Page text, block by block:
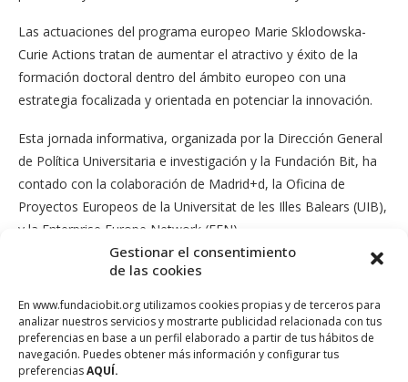
Gestionar el consentimiento
de las cookies
En www.fundaciobit.org utilizamos cookies propias y de terceros para
analizar nuestros servicios y mostrarte publicidad relacionada con tus
preferencias en base a un perfil elaborado a partir de tus hábitos de
navegación. Puedes obtener más información y configurar tus
preferenciasAQUÍ.
Las actuaciones del programa europeo Marie Sklodowska-
Curie Actions tratan de aumentar el atractivo y éxito de la
formación doctoral dentro del ámbito europeo con una
estrategia focalizada y orientada en potenciar la innovación.
Esta jornada informativa, organizada por la Dirección General
de Política Universitaria e investigación y la Fundación Bit, ha
contado con la colaboración de Madrid+d, la Oficina de
Proyectos Europeos de la Universitat de les Illes Balears (UIB),
y la Enterprise Europe Network (EEN).